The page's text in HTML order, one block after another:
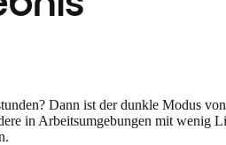
Dann ist der dunkle Modus
in Arbeitsumgebungen mit